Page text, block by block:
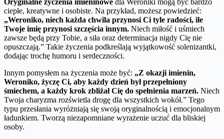
Oryginalne życzenia imieninowe dla Weroniki mogą być bardzo
ciepłe, kreatywne i osobiste. Na przykład, możesz powiedzieć:
„Weroniko, niech każda chwila przynosi Ci tyle radości, ile
Twoje imię przynosi szczęścia innym. Niech miłość i uśmiech
zawsze będą przy Tobie, a siła oraz determinacja nigdy Cię nie
opuszczają.” Takie życzenia podkreślają wyjątkowość solenizantki,
dodając trochę humoru i serdeczności.
Innym pomysłem na życzenia może być: „Z okazji imienin,
Weroniko, życzę Ci, aby każdy dzień był przepełniony
śmiechem, a każdy krok zbliżał Cię do spełnienia marzeń. Niech
Twoja charyzma rozświetla drogę dla wszystkich wokół.” Tego
typu przesłania wyróżniają się swoją oryginalnością i emocjonalnym
ładunkiem. Tworzą niezapomniane wyrażenie uczuć dla bliskiej
osoby.